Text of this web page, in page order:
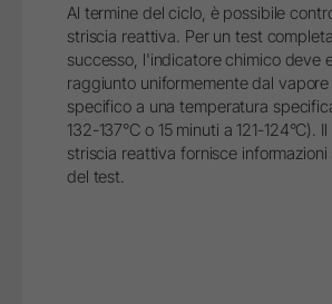
Al termine del ciclo, è possibile
striscia reattiva. Per un test
successo, l'indicatore chimico deve
raggiunto uniformemente dal
specifico a una temperatura
132-137°C o 15 minuti a 121-124°C).
striscia reattiva fornisce informazioni
del test.